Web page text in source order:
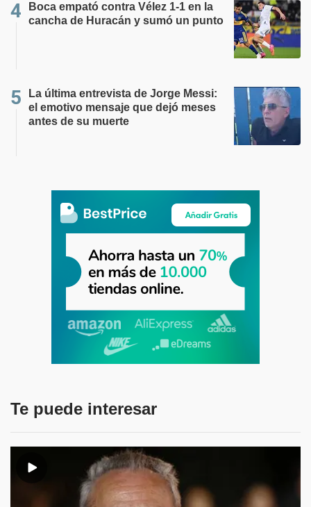
Boca empató contra Vélez 1-1 en la
cancha de Huracán y sumó un punto
La última entrevista de Jorge Messi:
el emotivo mensaje que dejó meses
antes de su muerte
Te puede interesar